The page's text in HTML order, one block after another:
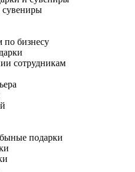
сувениры
по бизнесу
сотрудникам
подарки